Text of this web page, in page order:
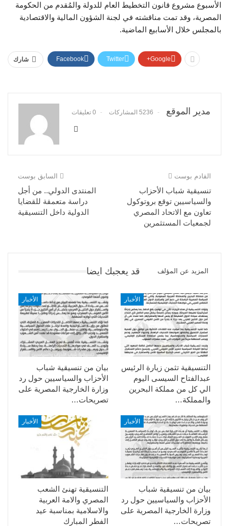
الأسبوع مشروع قانون التخطيط العام للدولة والمُقدم من الحكومة
المصرية، وقد تمت مناقشته في لجنة الشؤون المالية والاقتصادية
بالمجلس خلال الأسابيع الماضية.
شارك Facebook Twitter Google+
مدير الموقع 5236 المشاركات 0 تعليقات
السابق بوست
المنتدى الدولي.. من أجل
دراسة متعمقة للقضايا
الدولية داخل التنسيقية
القادم بوست
تنسيقية شباب الأحزاب
والسياسيين توقع بروتوكول
تعاون مع الاتحاد المصري
لجمعيات المستثمرين
قد يعجبك ايضا المزيد عن المؤلف
الأخبار
بيان من تنسيقية شباب
الأحزاب والسياسيين حول رد
وزارة الخارجية المصرية على
تصريحات…
الأخبار
التنسيقية تثمن زيارة الرئيس
عبدالفتاح السيسى اليوم
الي كل من مملكة البحرين
والمملكة…
الأخبار
التنسيقية تهنئ الشعب
المصري والامة العربية
والاسلامية بمناسبة عيد
الفطر المبارك
الأخبار
بيان من تنسيقية شباب
الأحزاب والسياسيين حول رد
وزارة الخارجية المصرية على
تصريحات…